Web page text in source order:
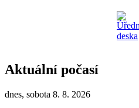
Aktuální počasí
dnes, sobota 8. 8. 2026